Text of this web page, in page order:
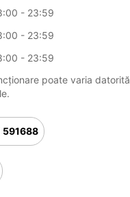
- 23:59
- 23:59
- 23:59
poate varia datorită
591688